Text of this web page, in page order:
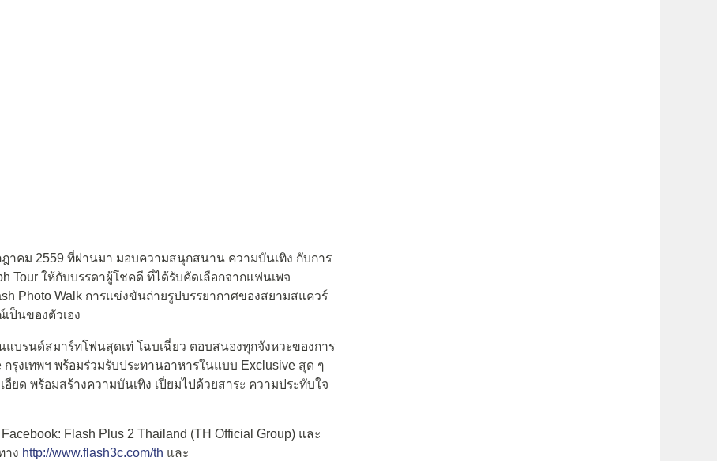
ฎาคม 2559 ที่ผ่านมา มอบความสนุกสนาน ความบันเทิง กับการ
Tour ให้กับบรรดาผู้โชคดี ที่ได้รับคัดเลือกจากแฟนเพจ
Photo Walk การแข่งขันถ่ายรูปบรรยากาศของสยามสแควร์
ป็นของตัวเอง
บรนด์สมาร์ทโฟนสุดเท่ โฉบเฉี่ยว ตอบสนองทุกจังหวะของการ
กรุงเทพฯ พร้อมร่วมรับประทานอาหารในแบบ Exclusive สุด ๆ
ยด พร้อมสร้างความบันเทิง เปี่ยมไปด้วยสาระ ความประทับใจ
Flash Plus 2 Thailand (TH Official Group) และ
าง http://www.flash3c.com/th และ